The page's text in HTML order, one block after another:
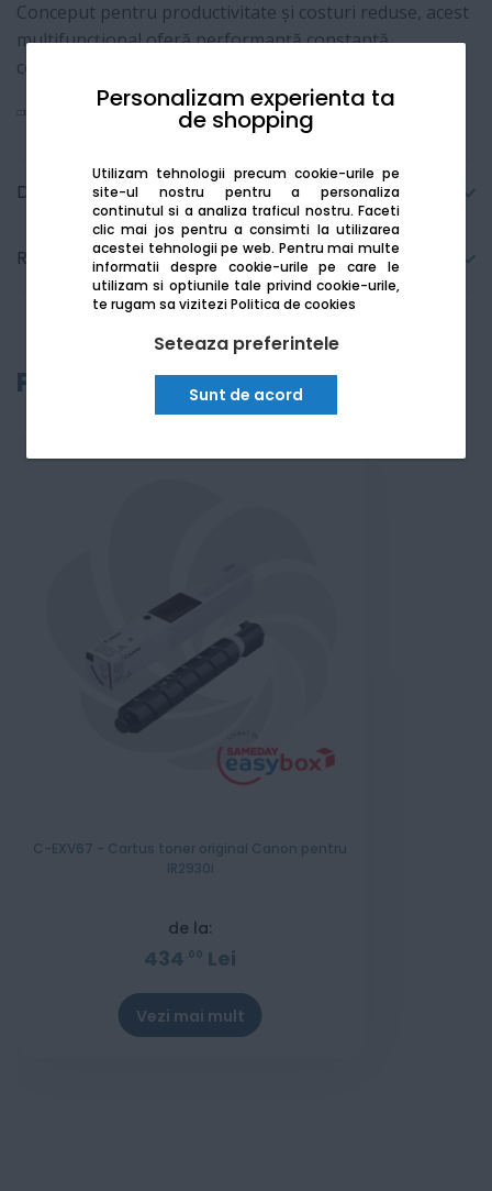
Personalizam experienta ta
de shopping
Utilizam tehnologii precum cookie-urile pe
site-ul nostru pentru a personaliza
continutul si a analiza traficul nostru. Faceti
clic mai jos pentru a consimti la utilizarea
acestei tehnologii pe web. Pentru mai multe
informatii despre cookie-urile pe care le
utilizam si optiunile tale privind cookie-urile,
te rugam sa viziteziPolitica de cookies
Seteaza preferintele
Sunt de acord
Conceput pentru productivitate și costuri reduse, acest
multifuncțional oferă performanță constantă,
conectivitate modernă și operare intuitivă.
Vezi mai mult
Detalii tehnice
Recenzii
Produse recomandate
C-EXV67 - Cartus toner original Canon pentru
IR2930i
de la:
434 00 Lei
Vezi mai mult